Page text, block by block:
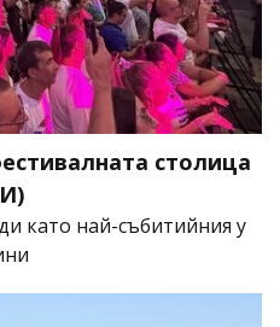
столица
като най-събитийния у